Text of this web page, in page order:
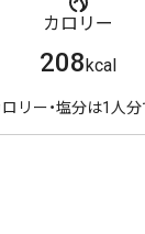
カロリー
208kcal
リー・塩分は1人分